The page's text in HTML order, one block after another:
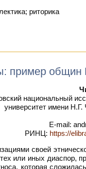
риторика
пример
национальный
университет имени
E-mail:
РИНЦ: https://
своей
или иных диаспор,
которая